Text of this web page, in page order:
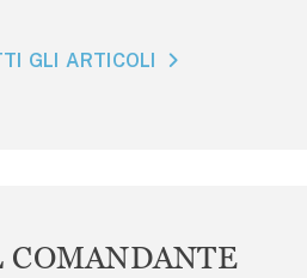
GLI ARTICOLI